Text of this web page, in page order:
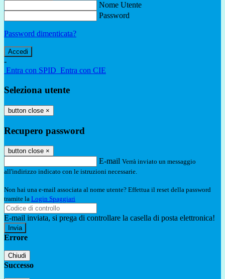
Nome Utente
Password
Password dimenticata?
-
Entra con SPID Entra con CIE
Seleziona utente
button close ×
Recupero password
button close ×
E-mail Verrà inviato un messaggio
all'indirizzo indicato con le istruzioni necessarie.
Non hai una e-mail associata al nome utente? Effettua il reset della password
tramite la Login Spaggiari
E-mail inviata, si prega di controllare la casella di posta elettronica!
Errore
Chiudi
Successo